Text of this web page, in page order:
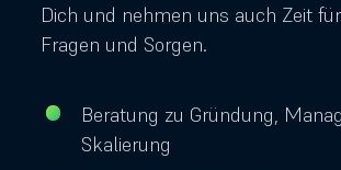
Dich und nehmen uns auch Zeit
Fragen und Sorgen.
Beratung zu Gründung,
Skalierung